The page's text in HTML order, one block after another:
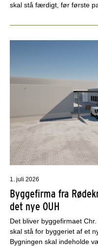
skal stå færdigt, før første
1. juli 2026
Byggefirma fra
det nye OUH
Det bliver byggefirmaet
skal stå for byggeriet af et
Bygningen skal indeholde